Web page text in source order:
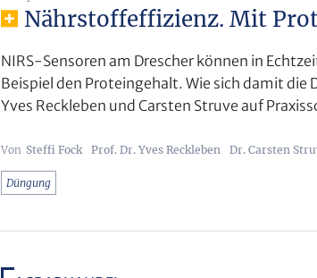
Nährstoffeffizienz. Mit
NIRS-Sensoren am Drescher können in
Beispiel den Proteingehalt. Wie sich damit die
Yves Reckleben und Carsten Struve auf
Steffi Fock Prof. Dr. Yves Reckleben Dr. Carsten
Düngung